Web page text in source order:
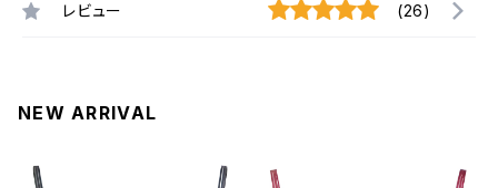
レビュー (26)
NEW ARRIVAL